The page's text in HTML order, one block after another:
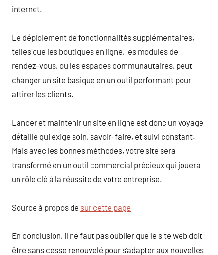
internet.
Le déploiement de fonctionnalités supplémentaires,
telles que les boutiques en ligne, les modules de
rendez-vous, ou les espaces communautaires, peut
changer un site basique en un outil performant pour
attirer les clients.
Lancer et maintenir un site en ligne est donc un voyage
détaillé qui exige soin, savoir-faire, et suivi constant.
Mais avec les bonnes méthodes, votre site sera
transformé en un outil commercial précieux qui jouera
un rôle clé à la réussite de votre entreprise.
Source à propos de sur cette page
En conclusion, il ne faut pas oublier que le site web doit
être sans cesse renouvelé pour s’adapter aux nouvelles